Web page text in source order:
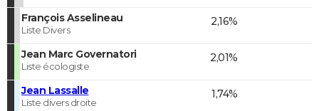
François Asselineau
Liste Divers
2,16%
Jean Marc Governatori
Liste écologiste
2,01%
Jean Lassalle
Liste divers droite
1,74%